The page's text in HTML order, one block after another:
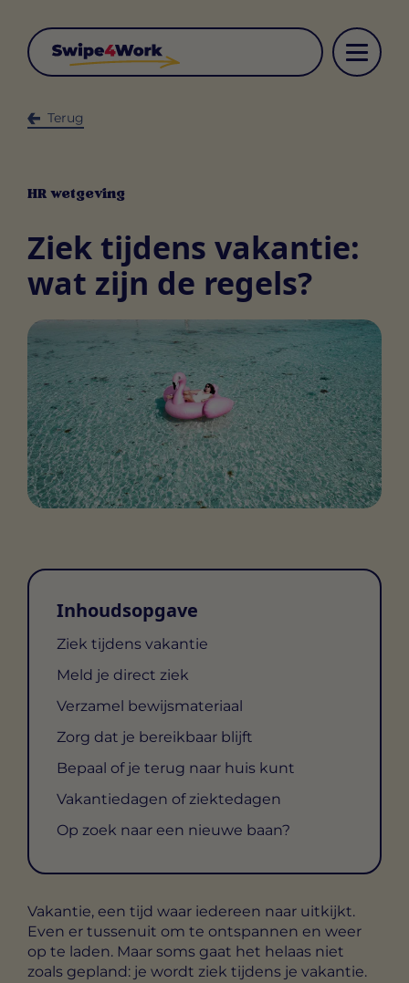
Terug
HR wetgeving
Ziek tijdens vakantie:
wat zijn de regels?
Inhoudsopgave
Ziek tijdens vakantie
Meld je direct ziek
Verzamel bewijsmateriaal
Zorg dat je bereikbaar blijft
Bepaal of je terug naar huis kunt
Vakantiedagen of ziektedagen
Op zoek naar een nieuwe baan?
Vakantie, een tijd waar iedereen naar uitkijkt.
Even er tussenuit om te ontspannen en weer
op te laden. Maar soms gaat het helaas niet
zoals gepland: je wordt ziek tijdens je vakantie.